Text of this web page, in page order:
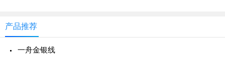
产品推荐
一舟金银线